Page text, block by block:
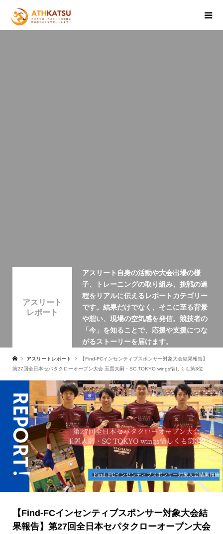
アスリート
レポート
アスリート自身の活動や大会出場の様
子、トレーニングの取り組み、挑戦の過
程をリアルに伝えるレポートカテゴリー
です。結果だけでなく、そこに至る背景
や想い、現場の空気感を発信。競技者の
「今」を知ることで、応援や支援につな
がるストーリーを届けます。
アスリートレポート
【Find-FCインセンティブスポンサー対象大会結果報告】
第27回全日本セパタクローオープン大会 玉置大嗣・SC TOKYO wings惜しくも第3位
【Find-FCインセンティブスポンサー対象大会結
果報告】第27回全日本セパタクローオープン大会